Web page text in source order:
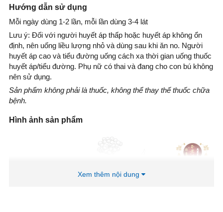
Hướng dẫn sử dụng
Mỗi ngày dùng 1-2 lần, mỗi lần dùng 3-4 lát
Lưu ý: Đối với người huyết áp thấp hoặc huyết áp không ổn
định, nên uống liều lượng nhỏ và dùng sau khi ăn no. Người
huyết áp cao và tiểu đường uống cách xa thời gian uống thuốc
huyết áp/tiểu đường. Phụ nữ có thai và đang cho con bú không
nên sử dụng.
Sản phẩm không phải là thuốc, không thể thay thế thuốc chữa
bệnh.
Hình ảnh sản phẩm
Xem thêm nội dung